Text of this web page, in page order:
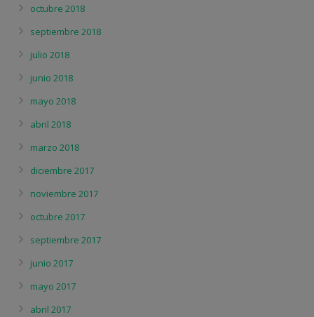
octubre 2018
septiembre 2018
julio 2018
junio 2018
mayo 2018
abril 2018
marzo 2018
diciembre 2017
noviembre 2017
octubre 2017
septiembre 2017
junio 2017
mayo 2017
abril 2017